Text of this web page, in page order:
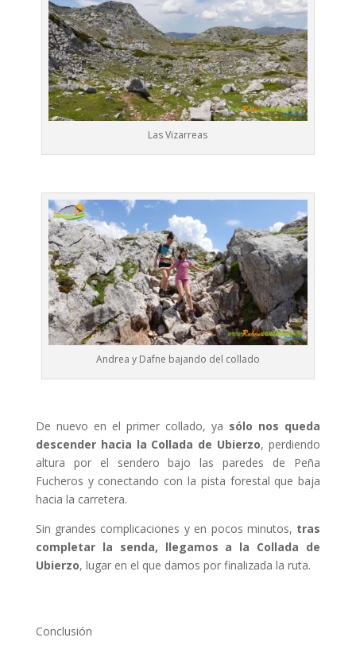
Las Vizarreas
Andrea y Dafne bajando del collado
De nuevo en el primer collado, ya sólo nos queda
descender hacia la Collada de Ubierzo, perdiendo
altura por el sendero bajo las paredes de Peña
Fucheros y conectando con la pista forestal que baja
hacia la carretera.
Sin grandes complicaciones y en pocos minutos, tras
completar la senda, llegamos a la Collada de
Ubierzo, lugar en el que damos por finalizada la ruta.
Conclusión